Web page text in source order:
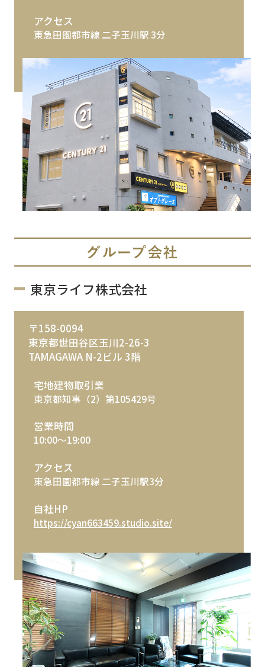
アクセス
東急田園都市線 二子玉川駅 3分
東京ライフ株式会社
〒158-0094
東京都世田谷区玉川2-26-3
TAMAGAWA N-2ビル 3階
宅地建物取引業
東京都知事（2）第105429号
営業時間
10:00～19:00
アクセス
東急田園都市線 二子玉川駅3分
自社HP
https://cyan663459.studio.site/